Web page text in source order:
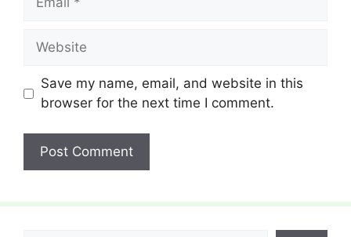
Website
Save my name, email, and website in this
browser for the next time I comment.